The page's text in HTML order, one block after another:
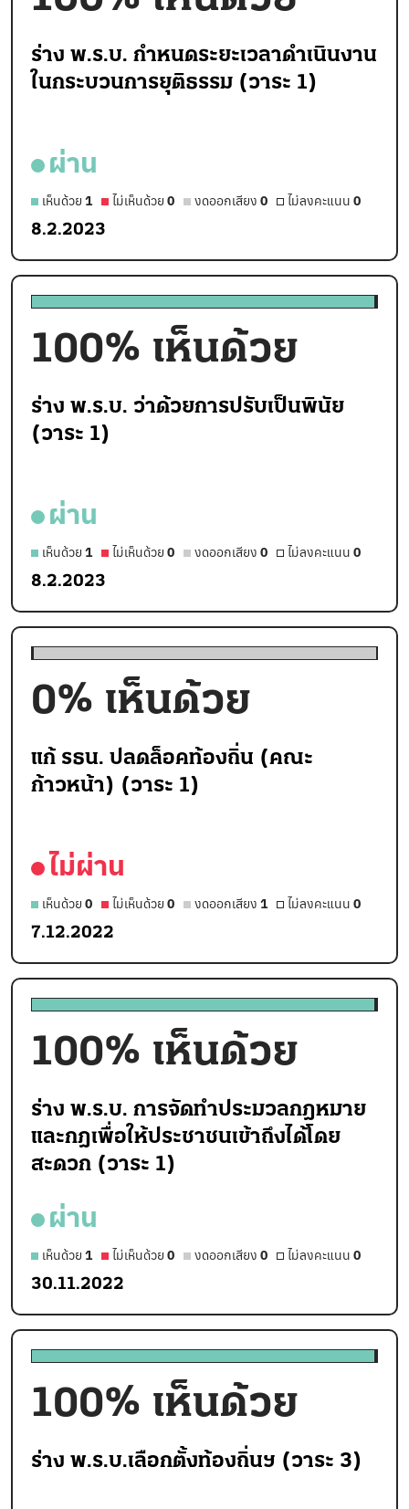
ร่าง พ.ร.บ. กำหนดระยะเวลาดำเนินงาน
ในกระบวนการยุติธรรม (วาระ 1)
ผ่าน
เห็นด้วย 1 ไม่เห็นด้วย 0 งดออกเสียง 0 ไม่ลงคะแนน 0
8.2.2023
100% เห็นด้วย
ร่าง พ.ร.บ. ว่าด้วยการปรับเป็นพินัย
(วาระ 1)
ผ่าน
เห็นด้วย 1 ไม่เห็นด้วย 0 งดออกเสียง 0 ไม่ลงคะแนน 0
8.2.2023
0% เห็นด้วย
แก้ รธน. ปลดล็อคท้องถิ่น (คณะ
ก้าวหน้า) (วาระ 1)
ไม่ผ่าน
เห็นด้วย 0 ไม่เห็นด้วย 0 งดออกเสียง 1 ไม่ลงคะแนน 0
7.12.2022
100% เห็นด้วย
ร่าง พ.ร.บ. การจัดทำประมวลกฎหมาย
และกฎเพื่อให้ประชาชนเข้าถึงได้โดย
สะดวก (วาระ 1)
ผ่าน
เห็นด้วย 1 ไม่เห็นด้วย 0 งดออกเสียง 0 ไม่ลงคะแนน 0
30.11.2022
100% เห็นด้วย
ร่าง พ.ร.บ.เลือกตั้งท้องถิ่นฯ (วาระ 3)